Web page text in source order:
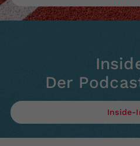
Der
Inside-